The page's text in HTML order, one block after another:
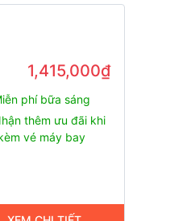
1,415,000₫
phí bữa sáng
thêm ưu đãi khi
vé máy bay